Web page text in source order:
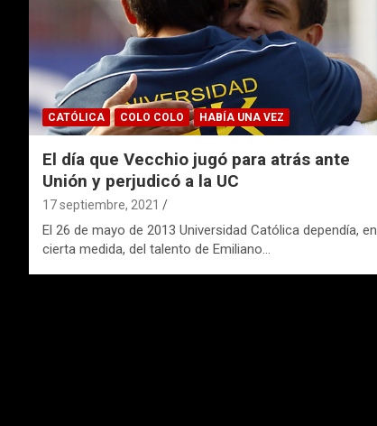
CATÓLICA COLO COLO HABÍA UNA VEZ
El día que Vecchio jugó para atrás ante
Unión y perjudicó a la UC
17 septiembre, 2021
El 26 de mayo de 2013 Universidad Católica dependía, en
cierta medida, del talento de Emiliano…